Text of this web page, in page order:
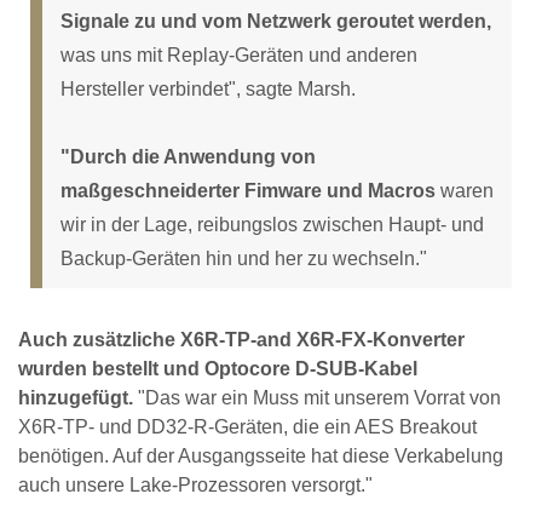
Signale zu und vom Netzwerk geroutet werden,
was uns mit Replay-Geräten und anderen
Hersteller verbindet", sagte Marsh.
"Durch die Anwendung von
maßgeschneiderter Fimware und Macros waren
wir in der Lage, reibungslos zwischen Haupt- und
Backup-Geräten hin und her zu wechseln."
Auch zusätzliche X6R-TP-and X6R-FX-Konverter
wurden bestellt und Optocore D-SUB-Kabel
hinzugefügt. "Das war ein Muss mit unserem Vorrat von
X6R-TP- und DD32-R-Geräten, die ein AES Breakout
benötigen. Auf der Ausgangsseite hat diese Verkabelung
auch unsere Lake-Prozessoren versorgt."